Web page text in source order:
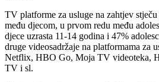
TV platforme za usluge na zahtjev
među djecom, u prvom redu među
djece uzrasta 11-14 godina i 47%
druge videosadržaje na platformama za
Netflix, HBO Go, Moja TV videoteka,
TV i sl.